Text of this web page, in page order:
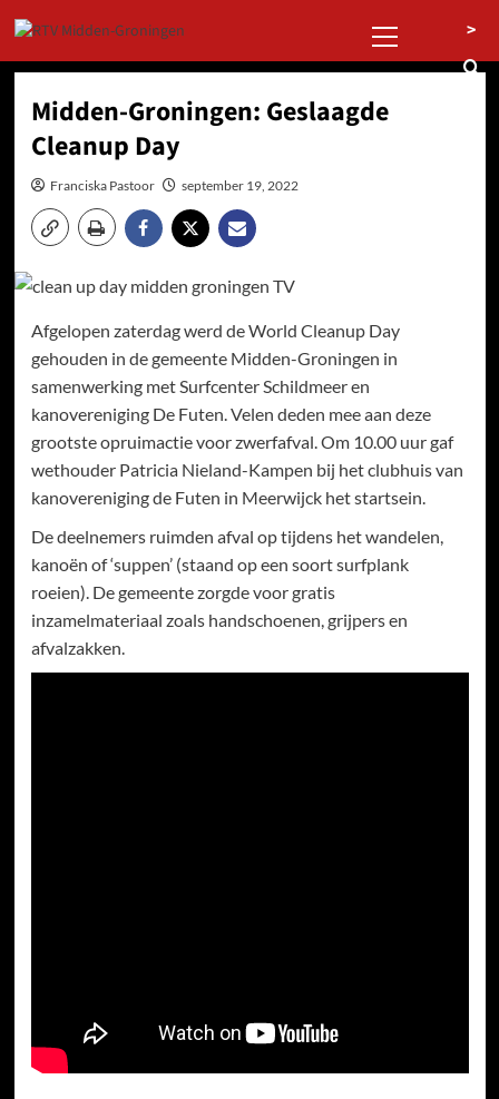
naar
de
menu
>
Midden-Groningen: Geslaagde
Cleanup Day
Franciska Pastoor september 19, 2022
Afgelopen zaterdag werd de World Cleanup Day
gehouden in de gemeente Midden-Groningen in
samenwerking met Surfcenter Schildmeer en
kanovereniging De Futen. Velen deden mee aan deze
grootste opruimactie voor zwerfafval. Om 10.00 uur gaf
wethouder Patricia Nieland-Kampen bij het clubhuis van
kanovereniging de Futen in Meerwijck het startsein.
De deelnemers ruimden afval op tijdens het wandelen,
kanoën of ‘suppen’ (staand op een soort surfplank
roeien). De gemeente zorgde voor gratis
inzamelmateriaal zoals handschoenen, grijpers en
afvalzakken.